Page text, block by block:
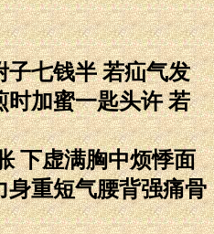
子七钱半 若疝气发
时加蜜一匙头许 若
下虚满胸中烦悸面
身重短气腰背强痛骨